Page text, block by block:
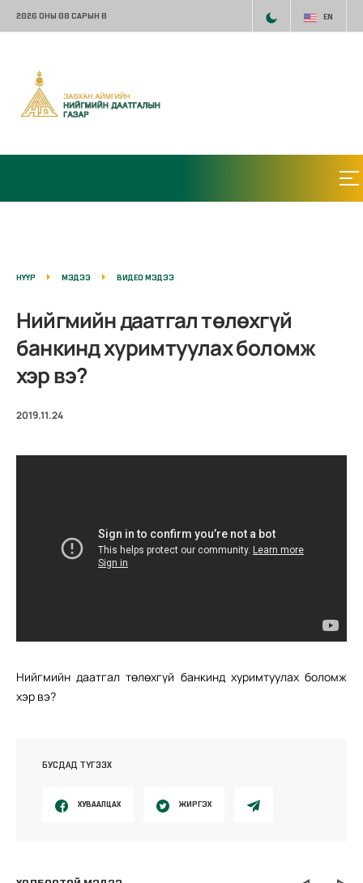
2026 ОНЫ 08 САРЫН 8 EN
НҮҮР МЭДЭЭ ВИДЕО МЭДЭЭ
Нийгмийн даатгал төлөхгүй
банкинд хуримтуулах боломж
хэр вэ?
2019.11.24
Нийгмийн даатгал төлөхгүй банкинд хуримтуулах боломж
хэр вэ?
БУСДАД ТҮГЭЭХ
ХУВААЛЦАХ ЖИРГЭХ